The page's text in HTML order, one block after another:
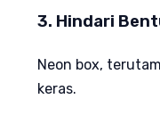
3. Hindari
Neon box,
keras.